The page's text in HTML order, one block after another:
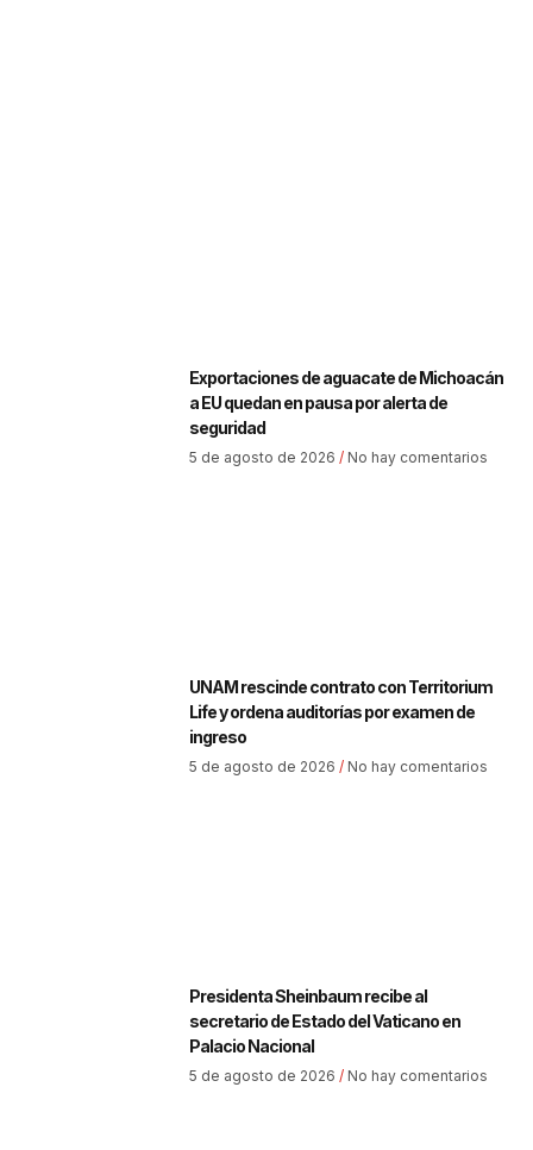
Exportaciones de aguacate de Michoacán
a EU quedan en pausa por alerta de
seguridad
5 de agosto de 2026 No hay comentarios
UNAM rescinde contrato con Territorium
Life y ordena auditorías por examen de
ingreso
5 de agosto de 2026 No hay comentarios
Presidenta Sheinbaum recibe al
secretario de Estado del Vaticano en
Palacio Nacional
5 de agosto de 2026 No hay comentarios